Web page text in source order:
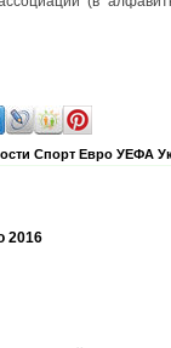
Спорт Евро УЕФА
2016